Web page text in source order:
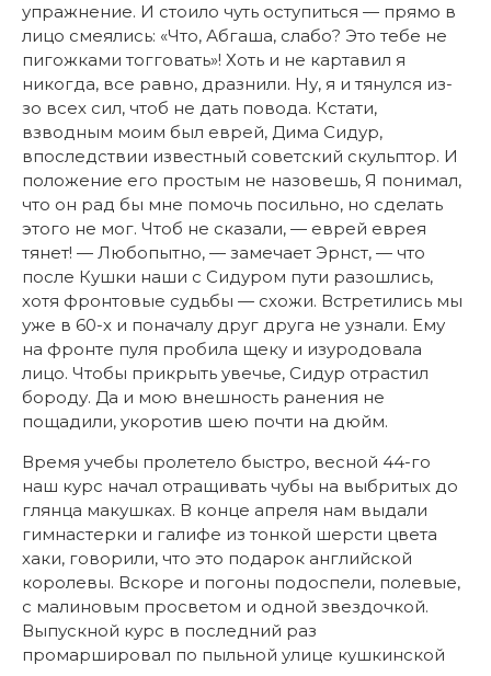
упражнение. И стоило чуть оступиться — прямо в
лицо смеялись: «Что, Абгаша, слабо? Это тебе не
пигожками тогговать»! Хоть и не картавил я
никогда, все равно, дразнили. Ну, я и тянулся из-
зо всех сил, чтоб не дать повода. Кстати,
взводным моим был еврей, Дима Сидур,
впоследствии известный советский скульптор. И
положение его простым не назовешь, Я понимал,
что он рад бы мне помочь посильно, но сделать
этого не мог. Чтоб не сказали, — еврей еврея
тянет! — Любопытно, — замечает Эрнст, — что
после Кушки наши с Сидуром пути разошлись,
хотя фронтовые судьбы — схожи. Встретились мы
уже в 60-х и поначалу друг друга не узнали. Ему
на фронте пуля пробила щеку и изуродовала
лицо. Чтобы прикрыть увечье, Сидур отрастил
бороду. Да и мою внешность ранения не
пощадили, укоротив шею почти на дюйм.
Время учебы пролетело быстро, весной 44-го
наш курс начал отращивать чубы на выбритых до
глянца макушках. В конце апреля нам выдали
гимнастерки и галифе из тонкой шерсти цвета
хаки, говорили, что это подарок английской
королевы. Вскоре и погоны подоспели, полевые,
с малиновым просветом и одной звездочкой.
Выпускной курс в последний раз
промаршировал по пыльной улице кушкинской